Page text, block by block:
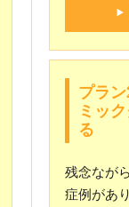
プラ
ミッ
る
残念なが
症例があ